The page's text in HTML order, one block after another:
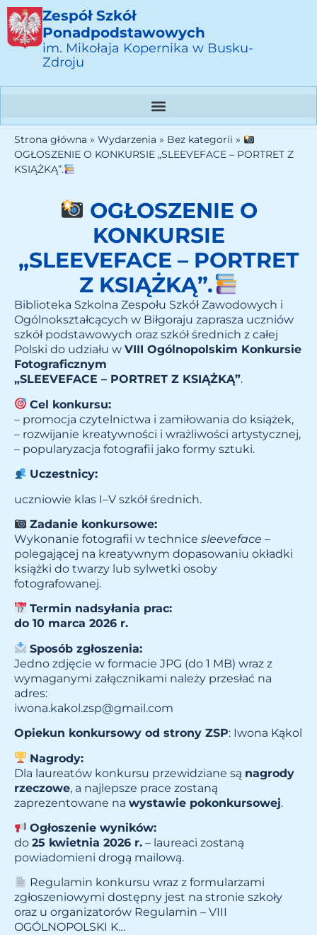
Zespół Szkół
Ponadpodstawowych
im. Mikołaja Kopernika w Busku-
Zdroju
Strona główna » Wydarzenia » Bez kategorii »
OGŁOSZENIE O KONKURSIE „SLEEVEFACE – PORTRET Z
KSIĄŻKĄ”.
OGŁOSZENIE O
KONKURSIE
„SLEEVEFACE – PORTRET
Z KSIĄŻKĄ”.
Biblioteka Szkolna Zespołu Szkół Zawodowych i
Ogólnokształcących w Biłgoraju zaprasza uczniów
szkół podstawowych oraz szkół średnich z całej
Polski do udziału w VIII Ogólnopolskim Konkursie
Fotograficznym
„SLEEVEFACE – PORTRET Z KSIĄŻKĄ”.
Cel konkursu:
– promocja czytelnictwa i zamiłowania do książek,
– rozwijanie kreatywności i wrażliwości artystycznej,
– popularyzacja fotografii jako formy sztuki.
Uczestnicy:
uczniowie klas I–V szkół średnich.
Zadanie konkursowe:
Wykonanie fotografii w technice sleeveface –
polegającej na kreatywnym dopasowaniu okładki
książki do twarzy lub sylwetki osoby
fotografowanej.
Termin nadsyłania prac:
do 10 marca 2026 r.
Sposób zgłoszenia:
Jedno zdjęcie w formacie JPG (do 1 MB) wraz z
wymaganymi załącznikami należy przesłać na
adres:
iwona.kakol.zsp@gmail.com
Opiekun konkursowy od strony ZSP: Iwona Kąkol
Nagrody:
Dla laureatów konkursu przewidziane są nagrody
rzeczowe, a najlepsze prace zostaną
zaprezentowane na wystawie pokonkursowej.
Ogłoszenie wyników:
do 25 kwietnia 2026 r. – laureaci zostaną
powiadomieni drogą mailową.
Regulamin konkursu wraz z formularzami
zgłoszeniowymi dostępny jest na stronie szkoły
oraz u organizatorów Regulamin – VIII
OGÓLNOPOLSKI K…